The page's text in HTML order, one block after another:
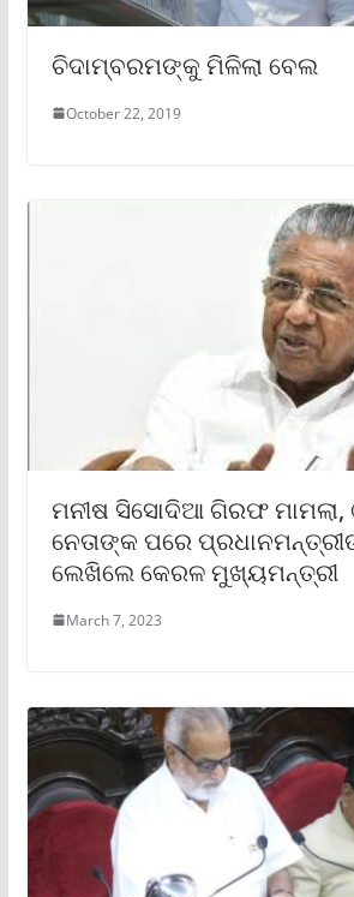
ଚିଦାମ୍ବରମଙ୍କୁ ମିଳିଲା ବେଲ
October 22, 2019
ମନୀଷ ସିସୋଦିଆ ଗିରଫ ମାମଲା,
ନେତାଙ୍କ ପରେ
ଲେଖିଲେ କେରଳ ମୁଖ୍ୟମନ୍ତ୍ରୀ
March 7, 2023